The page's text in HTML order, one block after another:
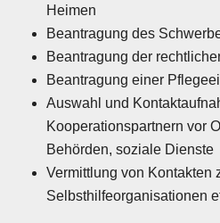
Heimen
Beantragung des
Beantragung der
Beantragung einer
Auswahl und
Kooperationspartnern vor
Behörden, soziale Dienste
Vermittlung von Kontakten
Selbsthilfeorganisationen